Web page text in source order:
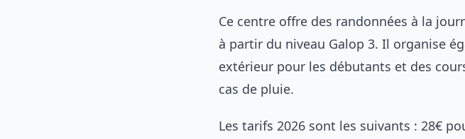
Ce centre offre des randonnées à la
à partir du niveau Galop 3. Il organise
extérieur pour les débutants et des
cas de pluie.
Les tarifs 2026 sont les suivants : 28€